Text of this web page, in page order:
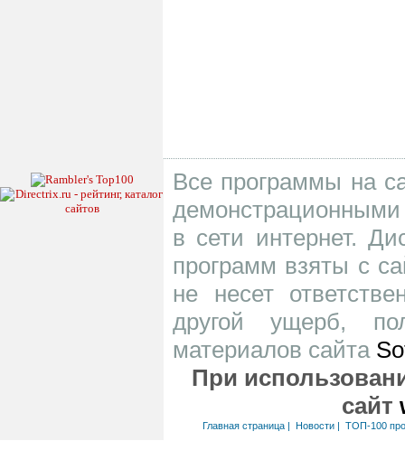
Все программы на
в сети интернет.
программ взяты с
не несет
другой ущерб,
материалов сайта
При
сайт
Главная страница| Новости| ТОП-100